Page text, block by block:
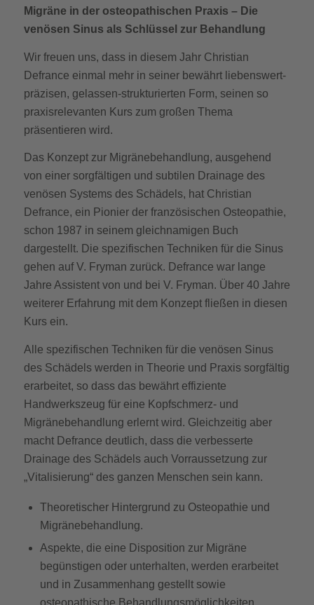
Migräne in der osteopathischen Praxis – Die
venösen Sinus als Schlüssel zur Behandlung
Wir freuen uns, dass in diesem Jahr Christian
Defrance einmal mehr in seiner bewährt liebenswert-
präzisen, gelassen-strukturierten Form, seinen so
praxisrelevanten Kurs zum großen Thema
präsentieren wird.
Das Konzept zur Migränebehandlung, ausgehend
von einer sorgfältigen und subtilen Drainage des
venösen Systems des Schädels, hat Christian
Defrance, ein Pionier der französischen Osteopathie,
schon 1987 in seinem gleichnamigen Buch
dargestellt. Die spezifischen Techniken für die Sinus
gehen auf V. Fryman zurück. Defrance war lange
Jahre Assistent von und bei V. Fryman. Über 40 Jahre
weiterer Erfahrung mit dem Konzept fließen in diesen
Kurs ein.
Alle spezifischen Techniken für die venösen Sinus
des Schädels werden in Theorie und Praxis sorgfältig
erarbeitet, so dass das bewährt effiziente
Handwerkszeug für eine Kopfschmerz- und
Migränebehandlung erlernt wird. Gleichzeitig aber
macht Defrance deutlich, dass die verbesserte
Drainage des Schädels auch Vorraussetzung zur
„Vitalisierung“ des ganzen Menschen sein kann.
Theoretischer Hintergrund zu Osteopathie und
Migränebehandlung.
Aspekte, die eine Disposition zur Migräne
begünstigen oder unterhalten, werden erarbeitet
und in Zusammenhang gestellt sowie
osteopathische Behandlungsmöglichkeiten